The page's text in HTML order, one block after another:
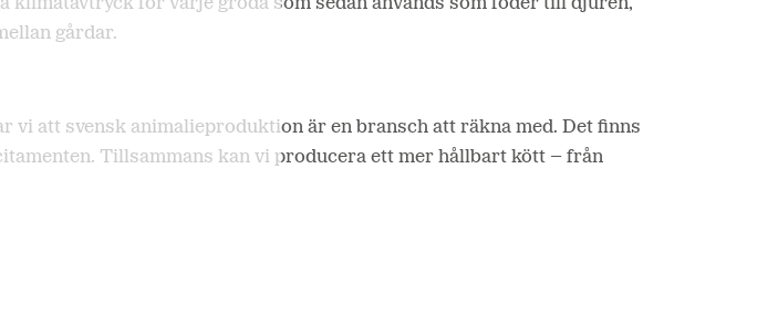
för varje gröda som sedan används som foder till djuren,
gårdar.
att svensk animalieproduktion är en bransch att räkna med. Det finns
Tillsammans kan vi producera ett mer hållbart kött – från